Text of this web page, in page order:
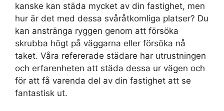
kanske kan städa mycket av din fastighet, men
hur är det med dessa svåråtkomliga platser? Du
kan anstränga ryggen genom att försöka
skrubba högt på väggarna eller försöka nå
taket. Våra refererade städare har utrustningen
och erfarenheten att städa dessa ur vägen och
för att få varenda del av din fastighet att se
fantastisk ut.